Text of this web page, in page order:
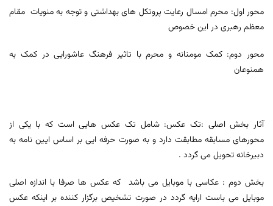
محور اول: محرم امسال رعایت پروتکل های بهداشتی و توجه به منویات مقام
معظم رهبری در این خصوص
محور دوم: کمک مومنانه و محرم با تاثیر فرهنگ عاشورایی در کمک به
همنوعان
آثار بخش اصلی :تک عکس: شامل تک عکس هایی است که با یکی از
محورهای مسابقه مطابقت دارد و به صورت حرفه ایی بر اساس ایین نامه به
دبیرخانه تحویل می گردد .
بخش دوم : عکاسی با موبایل می باشد که عکس ها صرفا با اندازه اصلی
موبایل می باست ارایه گردد در صورت تشخیص برگزار کننده بر اینکه عکس